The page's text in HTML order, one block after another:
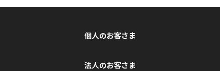
個人のお客さま
法人のお客さま